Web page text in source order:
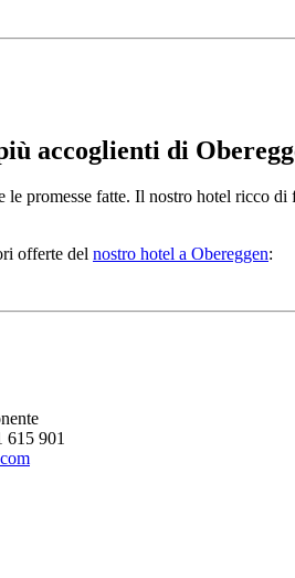
accoglienti di
le promesse fatte. Il nostro hotel ricco di
offerte del nostro hotel a Obereggen:
615 901